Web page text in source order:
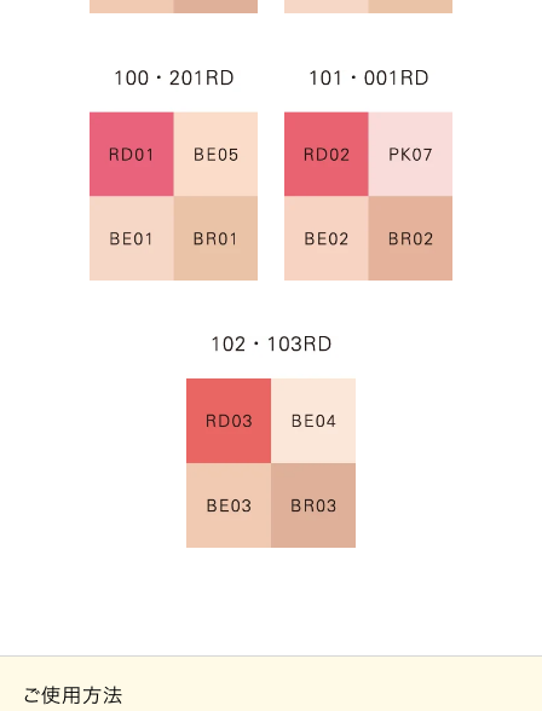
ご使用方法